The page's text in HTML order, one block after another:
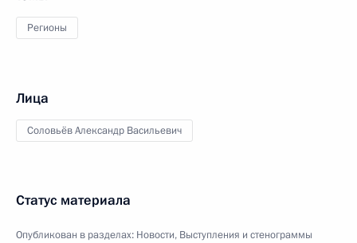
Регионы
Лица
Соловьёв Александр Васильевич
Статус материала
Опубликован в разделах: Новости, Выступления и стенограммы